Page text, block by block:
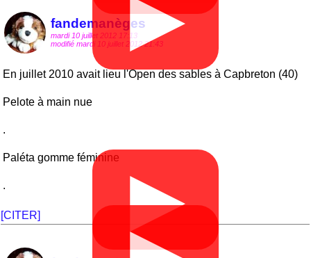
▶
fandemanèges
mardi 10 juillet 2012 17:13
modifié mardi 10 juillet 2012 21:43
En juillet 2010 avait lieu l'Open des sables à Capbreton (40)
Pelote à main nue
.
▶
Paléta gomme féminine
.
[CITER]